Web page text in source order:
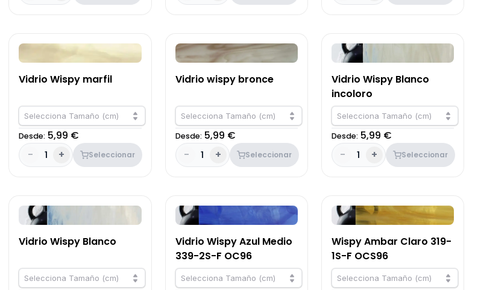
Vidrio Wispy marfil
Selecciona Tamaño (cm)
Desde: 5,99 €
-
1 + Seleccionar
Vidrio wispy bronce
Selecciona Tamaño (cm)
Desde: 5,99 €
-
1 + Seleccionar
Vidrio Wispy Blanco
incoloro
Selecciona Tamaño (cm)
Desde: 5,99 €
-
1 + Seleccionar
Vidrio Wispy Blanco
Selecciona Tamaño (cm)
Vidrio Wispy Azul Medio
339-2S-F OC96
Selecciona Tamaño (cm)
Wispy Ambar Claro 319-
1S-F OCS96
Selecciona Tamaño (cm)